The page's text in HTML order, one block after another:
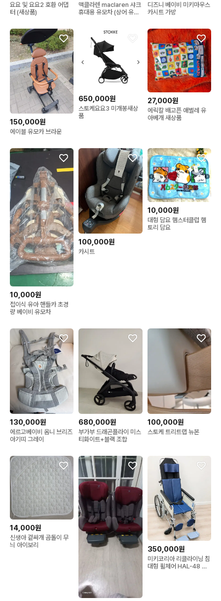
요요 및 요요2 호환 어댑
터 (새상품)
맥클라렌 maclaren 샤크
휴대용 유모차 (상어 유모
디즈니 베이비 미키마우스
카시트 가방
150,000원
에이블 유모카 브라운
650,000원
스토케요요3 미개봉새상
품
27,000원
에릭칼 배고픈 애벌레 유
아베개 새상품
10,000원
접이식 유아 핸들카 초경
량 베이비 유모차
100,000원
카시트
10,000원
대형 담요 햄스터클럽 햄
토리 담요
130,000원
에르고베이비 옴니 브리즈
아기띠 그레이
680,000원
부가부 드래곤플라이 미스
티화이트+블랙 조합
100,000원
스토케 트리트랩 뉴본
14,000원
신생아 겉싸개 곰돌이 무
늬 아이보리
350,000원
미키코리아 리클라이닝 침
대형 휠체어 HAL-48 판